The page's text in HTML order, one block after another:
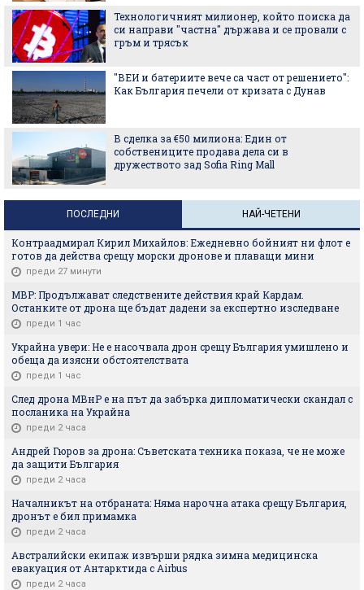
Технологичният милионер, който поиска да
си направи "частна" държава и се провали с
гръм и трясък
"ВЕИ и батериите вече са част от решението":
Как България печели от кризата с Дунав
В сделка за €50 милиона: Един от
собствениците продава дела си в
дружеството зад Sofia Ring Mall
ПОСЛЕДНИ НАЙ-ЧЕТЕНИ
Контраадмирал Кирил Михайлов: Ежедневно бойният ни флот е
готов да действа срещу морски дронове и плаващи мини
преди 27 минути
МВР: Продължават следствените действия край Кардам.
Останките от дрона ще бъдат дадени за експертно изследване
преди 1 час
Украйна увери: Не е насочвала дрон срещу България умишлено и
обеща да изясни обстоятелствата
преди 1 час
След дрона МВнР е на път да забърка дипломатически скандал с
посланика на Украйна
преди 2 часа
Андрей Гюров за дрона: Съветската техника показа, че не може
да защити България
преди 2 часа
Началникът на отбраната: Няма нарочна атака срещу България,
дронът е бил примамка
преди 2 часа
Австралийски екипаж извърши рядка зимна медицинска
евакуация от Антарктида с Airbus
преди 2 часа